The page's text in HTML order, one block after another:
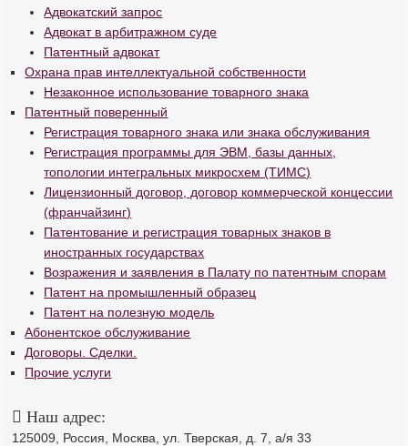
Адвокатский запрос
Адвокат в арбитражном суде
Патентный адвокат
Охрана прав интеллектуальной собственности
Незаконное использование товарного знака
Патентный поверенный
Регистрация товарного знака или знака обслуживания
Регистрация программы для ЭВМ, базы данных,
топологии интегральных микросхем (ТИМС)
Лицензионный договор, договор коммерческой концессии
(франчайзинг)
Патентование и регистрация товарных знаков в
иностранных государствах
Возражения и заявления в Палату по патентным спорам
Патент на промышленный образец
Патент на полезную модель
Абонентское обслуживание
Договоры. Сделки.
Прочие услуги
Наш адрес:
125009, Россия, Москва, ул. Тверская, д. 7, а/я 33